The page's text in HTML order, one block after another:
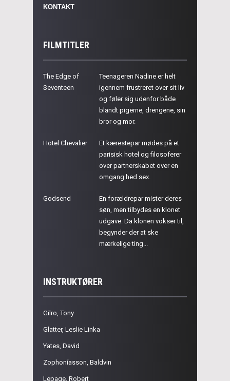
KONTAKT
FILMTITLER
The Edge of
Seventeen
Teenageren Nadine er helt
igennem frustreret over sit liv
og føler sig udenfor både
blandt pigerne, drengene, sin
bror og mor.
Hotel Chevalier
Et kærestepar mødes på et
parisisk hotel og filosoferer
over partnerskabet over en
omgang hed sex.
Godsend
En forældrepar mister deres
søn, men tilbydes en klonet
udgave. Da klonen vokser til,
begynder der at ske
mærkelige ting...
INSTRUKTØRER
Gilro, Tony
Glatter, Leslie Linka
Yates, David
Zophoníasson, Baldvin
Lepage, Robert